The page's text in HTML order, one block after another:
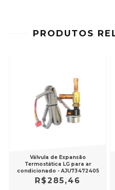
PRODUTOS
Válvula de Expansão
Termostática LG para ar
condicionado - AJU73472405
R$285,46